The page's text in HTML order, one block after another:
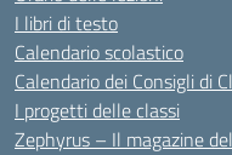
I libri di testo
Calendario scolastico
Calendario dei Consigli di
I progetti delle classi
Zephyrus – Il magazine